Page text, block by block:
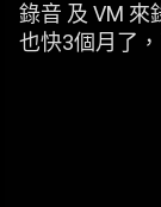
錄音 及 VM 來
也快3個月了
案。 一開始